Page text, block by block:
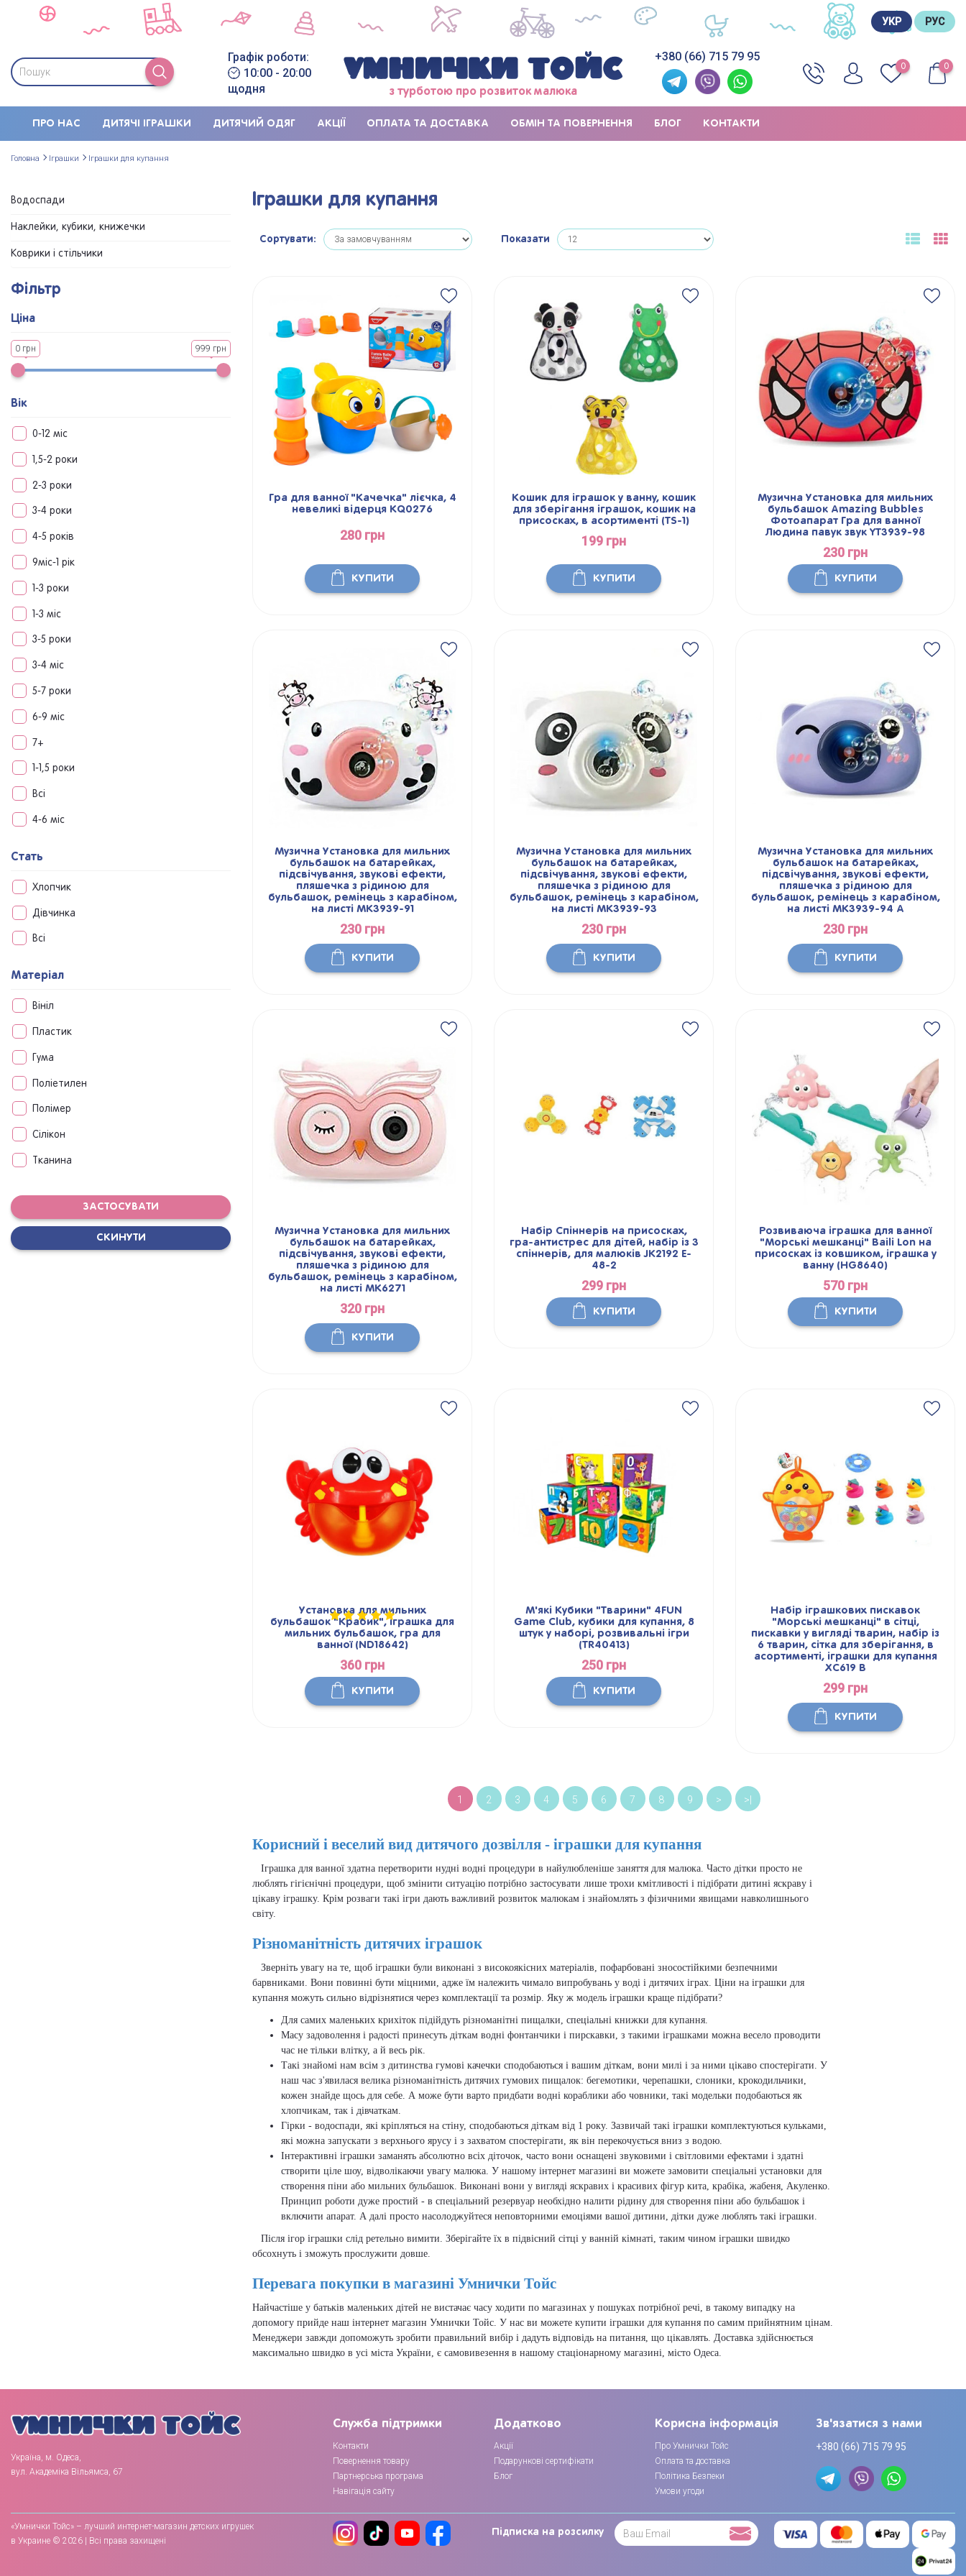
УКР РУС
Графік роботи:
10:00 - 20:00
щодня
з турботою про розвиток малюка
+380 (66) 715 79 95
0 0
ПРО НАС ДИТЯЧІ ІГРАШКИ ДИТЯЧИЙ ОДЯГ АКЦІЇ ОПЛАТА ТА ДОСТАВКА ОБМІН ТА ПОВЕРНЕННЯ БЛОГ КОНТАКТИ
Головна Іграшки Іграшки для купання
Водоспади
Наклейки, кубики, книжечки
Коврики і стільчики
Фільтр
Ціна
0 грн 999 грн
Вік
0-12 міс
1,5-2 роки
2-3 роки
3-4 роки
4-5 років
9міс-1 рік
1-3 роки
1-3 міс
3-5 роки
3-4 міс
5-7 роки
6-9 міс
7+
1-1,5 роки
Всі
4-6 міс
Стать
Хлопчик
Дівчинка
Всі
Матеріал
Вініл
Пластик
Гума
Поліетилен
Полімер
Сілікон
Тканина
ЗАСТОСУВАТИ
СКИНУТИ
Іграшки для купання
Сортувати: Показати
Гра для ванної "Качечка" лієчка, 4
невеликі відерця KQ0276
280 грн
КУПИТИ
Кошик для іграшок у ванну, кошик
для зберігання іграшок, кошик на
присосках, в асортименті (TS-1)
199 грн
КУПИТИ
Музична Установка для мильних
бульбашок Amazing Bubbles
Фотоапарат Гра для ванної
Людина павук звук YT3939-98
230 грн
КУПИТИ
Музична Установка для мильних
бульбашок на батарейках,
підсвічування, звукові ефекти,
пляшечка з рідиною для
бульбашок, ремінець з карабіном,
на листі MK3939-91
230 грн
КУПИТИ
Музична Установка для мильних
бульбашок на батарейках,
підсвічування, звукові ефекти,
пляшечка з рідиною для
бульбашок, ремінець з карабіном,
на листі MK3939-93
230 грн
КУПИТИ
Музична Установка для мильних
бульбашок на батарейках,
підсвічування, звукові ефекти,
пляшечка з рідиною для
бульбашок, ремінець з карабіном,
на листі MK3939-94 A
230 грн
КУПИТИ
Музична Установка для мильних
бульбашок на батарейках,
підсвічування, звукові ефекти,
пляшечка з рідиною для
бульбашок, ремінець з карабіном,
на листі MK6271
320 грн
КУПИТИ
Набір Спіннерів на присосках,
гра-антистрес для дітей, набір із 3
спіннерів, для малюків JK2192 E-
48-2
299 грн
КУПИТИ
Розвиваюча іграшка для ванної
"Морські мешканці" Baili Lon на
присосках із ковшиком, іграшка у
ванну (HG8640)
570 грн
КУПИТИ
Установка для мильних
бульбашок "Крабик", іграшка для
мильних бульбашок, гра для
ванної (ND18642)
360 грн
КУПИТИ
М'які Кубики "Тварини" 4FUN
Game Club, кубики для купання, 8
штук у наборі, розвивальні ігри
(TR40413)
250 грн
КУПИТИ
Набір іграшкових пискавок
"Морські мешканці" в сітці,
пискавки у вигляді тварин, набір із
6 тварин, сітка для зберігання, в
асортименті, іграшки для купання
XC619 B
299 грн
КУПИТИ
1 2 3 4 5 6 7 8 9 > >|
Корисний і веселий вид дитячого дозвілля - іграшки для купання
Іграшка для ванної здатна перетворити нудні водні процедури в найулюбленіше заняття для малюка. Часто дітки просто не
люблять гігієнічні процедури, щоб змінити ситуацію потрібно застосувати лише трохи кмітливості і підібрати дитині яскраву і
цікаву іграшку. Крім розваги такі ігри дають важливий розвиток малюкам і знайомлять з фізичними явищами навколишнього
світу.
Різноманітність дитячих іграшок
Зверніть увагу на те, щоб іграшки були виконані з високоякісних матеріалів, пофарбовані зносостійкими безпечними
барвниками. Вони повинні бути міцними, адже їм належить чимало випробувань у воді і дитячих іграх. Ціни на іграшки для
купання можуть сильно відрізнятися через комплектації та розмір. Яку ж модель іграшки краще підібрати?
Для самих маленьких крихіток підійдуть різноманітні пищалки, спеціальні книжки для купання.
Масу задоволення і радості принесуть діткам водні фонтанчики і пирскавки, з такими іграшками можна весело проводити
час не тільки влітку, а й весь рік.
Такі знайомі нам всім з дитинства гумові качечки сподобаються і вашим діткам, вони милі і за ними цікаво спостерігати. У
наш час з'явилася велика різноманітність дитячих гумових пищалок: бегемотики, черепашки, слоники, крокодильчики,
кожен знайде щось для себе. А може бути варто придбати водні кораблики або човники, такі модельки подобаються як
хлопчикам, так і дівчаткам.
Гірки - водоспади, які кріпляться на стіну, сподобаються діткам від 1 року. Зазвичай такі іграшки комплектуються кульками,
які можна запускати з верхнього ярусу і з захватом спостерігати, як він перекочується вниз з водою.
Інтерактивні іграшки заманять абсолютно всіх діточок, часто вони оснащені звуковими і світловими ефектами і здатні
створити ціле шоу, відволікаючи увагу малюка. У нашому інтернет магазині ви можете замовити спеціальні установки для
створення піни або мильних бульбашок. Виконані вони у вигляді яскравих і красивих фігур кита, крабіка, жабеня, Акуленко.
Принцип роботи дуже простий - в спеціальний резервуар необхідно налити рідину для створення піни або бульбашок і
включити апарат. А далі просто насолоджуйтеся неповторними емоціями вашої дитини, дітки дуже люблять такі іграшки.
Після ігор іграшки слід ретельно вимити. Зберігайте їх в підвісний сітці у ванній кімнаті, таким чином іграшки швидко
обсохнуть і зможуть прослужити довше.
Перевага покупки в магазині Умнички Тойс
Найчастіше у батьків маленьких дітей не вистачає часу ходити по магазинах у пошуках потрібної речі, в такому випадку на
допомогу прийде наш інтернет магазин Умнички Тойс. У нас ви можете купити іграшки для купання по самим прийнятним цінам.
Менеджери завжди допоможуть зробити правильний вибір і дадуть відповідь на питання, що цікавлять. Доставка здійснюється
максимально швидко в усі міста України, є самовивезення в нашому стаціонарному магазині, місто Одеса.
Україна, м. Одеса,
вул. Академіка Вільямса, 67
Служба підтримки
Контакти
Повернення товару
Партнерська програма
Навігація сайту
Додатково
Акції
Подарункові сертифікати
Блог
Корисна інформація
Про Умнички Тойс
Оплата та доставка
Політика Безпеки
Умови угоди
Зв'язатися з нами
+380 (66) 715 79 95
«Умнички Тойс» – лучший интернет-магазин детских игрушек
в Украине © 2026 | Всі права захищені
Підписка на розсилку